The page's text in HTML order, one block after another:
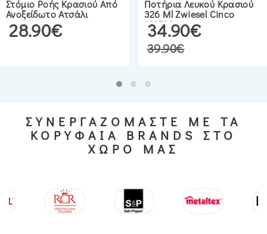
Στόμιο Ροής Κρασιού Από
Ανοξείδωτο Ατσάλι
28.90€
Ποτήρια Λευκού Κρασιού
326 Ml Zwiesel Cinco
123783
34.90€
39.90€
ΣΥΝΕΡΓΑΖΟΜΑΣΤΕ ΜΕ ΤΑ
ΚΟΡΥΦΑΙΑ BRANDS ΣΤΟ
ΧΩΡΟ ΜΑΣ